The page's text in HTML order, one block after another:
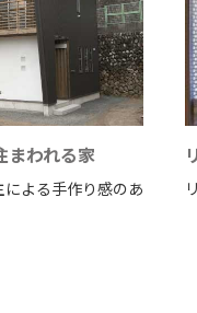
まわれる家
よる手作り感のあ